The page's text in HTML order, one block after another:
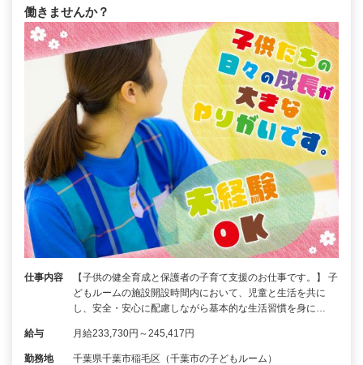
働きませんか？
仕事内容
【子供の健全育成と保護者の子育て支援のお仕事です。】 子
どもルームの施設開設時間内において、児童と生活を共に
し、安全・安心に配慮しながら基本的な生活習慣を身に…
給与 月給233,730円～245,417円
勤務地 千葉県千葉市稲毛区（千葉市の子どもルーム）